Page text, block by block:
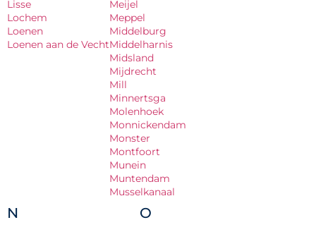
Lisse
Lochem
Loenen
Loenen aan de Vecht
Meijel
Meppel
Middelburg
Middelharnis
Midsland
Mijdrecht
Mill
Minnertsga
Molenhoek
Monnickendam
Monster
Montfoort
Munein
Muntendam
Musselkanaal
N O